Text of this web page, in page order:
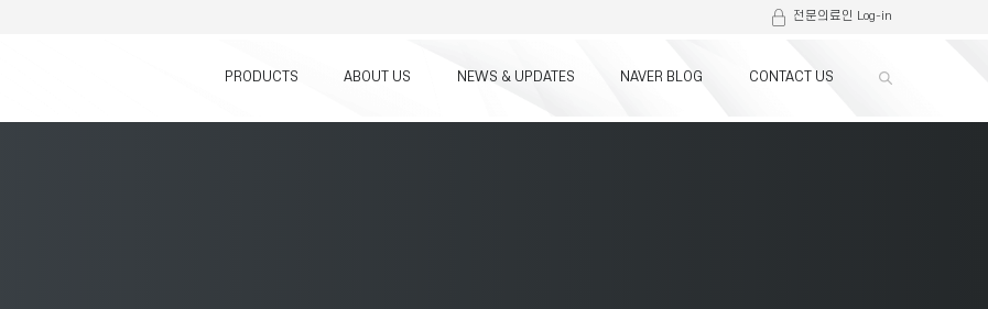
전문의료인 Log-in
PRODUCTS ABOUT US NEWS & UPDATES NAVER BLOG CONTACT US